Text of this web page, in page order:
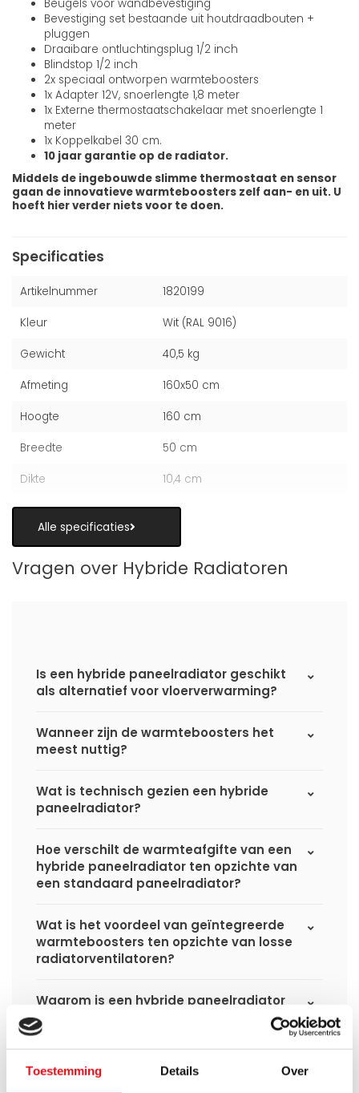
Toestemming Details Over
Beugels voor wandbevestiging
Bevestiging set bestaande uit houtdraadbouten +
pluggen
Draaibare ontluchtingsplug 1/2 inch
Blindstop 1/2 inch
2x speciaal ontworpen warmteboosters
1x Adapter 12V, snoerlengte 1,8 meter
1x Externe thermostaatschakelaar met snoerlengte 1
meter
1x Koppelkabel 30 cm.
10 jaar garantie op de radiator.
Middels de ingebouwde slimme thermostaat en sensor
gaan de innovatieve warmteboosters zelf aan- en uit. U
hoeft hier verder niets voor te doen.
Specificaties
Artikelnummer 1820199
Kleur Wit (RAL 9016)
Gewicht 40,5 kg
Afmeting 160x50 cm
Hoogte 160 cm
Breedte 50 cm
Dikte 10,4 cm
Alle specificaties
Vragen over Hybride Radiatoren
Is een hybride paneelradiator geschikt
als alternatief voor vloerverwarming?
Wanneer zijn de warmteboosters het
meest nuttig?
Wat is technisch gezien een hybride
paneelradiator?
Hoe verschilt de warmteafgifte van een
hybride paneelradiator ten opzichte van
een standaard paneelradiator?
Wat is het voordeel van geïntegreerde
warmteboosters ten opzichte van losse
radiatorventilatoren?
Waarom is een hybride paneelradiator
technisch geen convector?
paneelradiator bij lage